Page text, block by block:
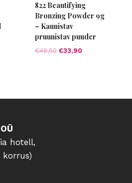
822 Beautifying
Bronzing Powder 9g
– Kaunistav
pruunistav puuder
€48,50 Algne
€33,90Current
hotell,